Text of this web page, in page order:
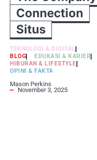
Connection
Situs
TEKNOLOGI & DIGITAL
BLOG
EDUKASI & KARIER
HIBURAN & LIFESTYLE
OPINI & FAKTA
Mason Perkins
November 3, 2025